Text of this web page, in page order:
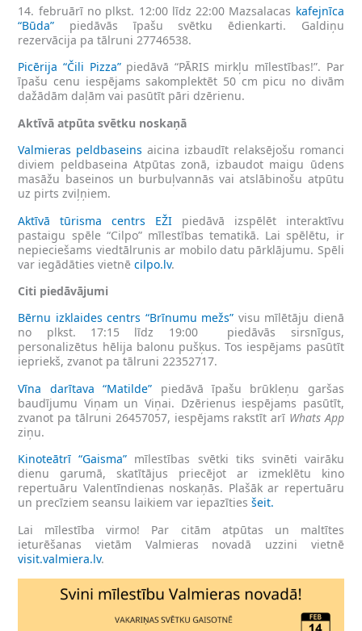
14. februārī no plkst. 12:00 līdz 22:00 Mazsalacas kafejnīca
“Būda” piedāvās īpašu svētku ēdienkarti. Galdiņu
rezervācija pa tālruni 27746538.
Picērija “Čili Pizza”piedāvā “PĀRIS mirkļu mīlestības!”. Par
īpašu cenu iespējams sakomplektēt 50 cm picu no divām
dažādām daļām vai pasūtīt pāri dzērienu.
Aktīvā atpūta svētku noskaņā
Valmieras peldbaseins aicina izbaudīt relaksējošu romanci
diviem peldbaseina Atpūtas zonā, izbaudot maigu ūdens
masāžu baseinos un burbuļvannās vai atslābinošu atpūtu
uz pirts zviļņiem.
Aktīvā tūrisma centrs EŽI piedāvā izspēlēt interaktīvu
pastaigu spēle “Cilpo” mīlestības tematikā. Lai spēlētu, ir
nepieciešams viedtālrunis ar mobilo datu pārklājumu. Spēli
var iegādāties vietnēcilpo.lv.
Citi piedāvājumi
Bērnu izklaides centrs “Brīnumu mežs” visu mīlētāju dienā
no plkst. 17:15 līdz 19:00 piedāvās sirsnīgus,
personalizētus hēlija balonu pušķus. Tos iespējams pasūtīt
iepriekš, zvanot pa tālruni 22352717.
Vīna darītava “Matilde” piedāvā īpašu brūkleņu garšas
baudījumu Viņam un Viņai. Dzērienus iespējams pasūtīt,
zvanot pa tālruni 26457057, iespējams rakstīt arī Whats App
ziņu.
Kinoteātrī “Gaisma” mīlestības svētki tiks svinēti vairāku
dienu garumā, skatītājus priecējot ar izmeklētu kino
repertuāru Valentīndienas noskaņās. Plašāk ar repertuāru
un precīziem seansu laikiem var iepazītiesšeit.
Lai mīlestība virmo! Par citām atpūtas un maltītes
ieturēšanas vietām Valmieras novadā uzzini vietnē
visit.valmiera.lv.